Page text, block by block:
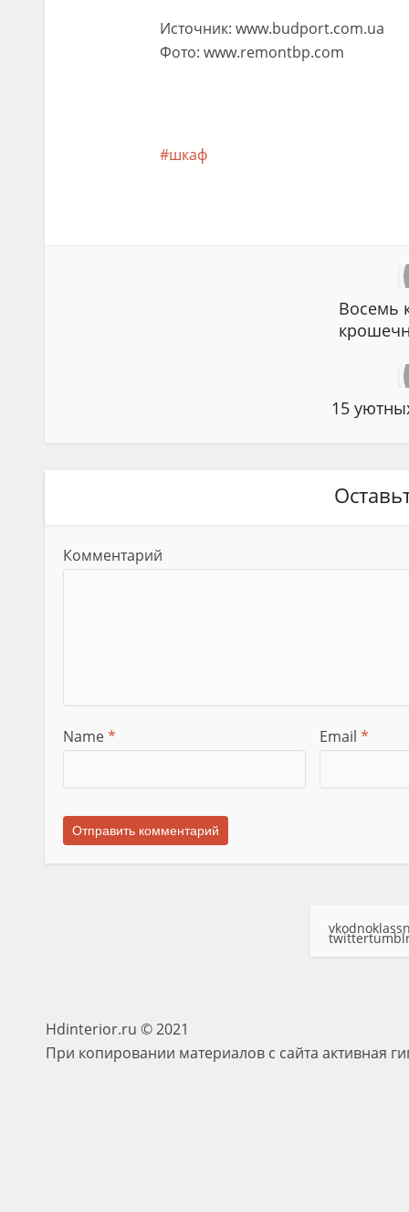
Источник: www.budport.com.ua
Фото: www.remontbp.com
шкаф
Восемь
15
Комментарий
Name* Email *
vk
twitter
Hdinterior.ru © 2021
При копировании материалов с сайта активная